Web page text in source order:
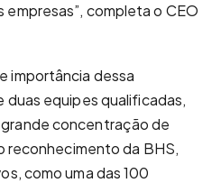
completa o CEO
importância dessa
duas equipes qualificadas,
concentração de
reconhecimento da BHS,
como uma das 100